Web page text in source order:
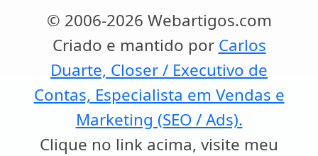
© 2006-2026 Webartigos.com
Criado e mantido por Carlos
Duarte, Closer / Executivo de
Contas, Especialista em Vendas e
Marketing (SEO / Ads).
Clique no link acima, visite meu